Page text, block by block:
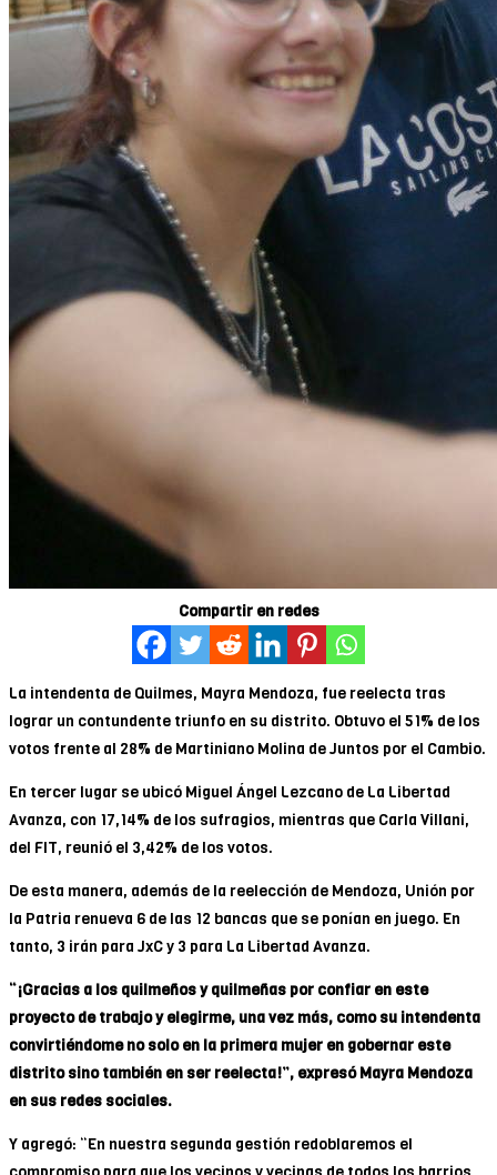
Compartir en redes
La intendenta de Quilmes, Mayra Mendoza, fue reelecta tras
lograr un contundente triunfo en su distrito. Obtuvo el 51% de los
votos frente al 28% de Martiniano Molina de Juntos por el Cambio.
En tercer lugar se ubicó Miguel Ángel Lezcano de La Libertad
Avanza, con 17,14% de los sufragios, mientras que Carla Villani,
del FIT, reunió el 3,42% de los votos.
De esta manera, además de la reelección de Mendoza, Unión por
la Patria renueva 6 de las 12 bancas que se ponían en juego. En
tanto, 3 irán para JxC y 3 para La Libertad Avanza.
“¡Gracias a los quilmeños y quilmeñas por confiar en este
proyecto de trabajo y elegirme, una vez más, como su intendenta
convirtiéndome no solo en la primera mujer en gobernar este
distrito sino también en ser reelecta!”, expresó Mayra Mendoza
en sus redes sociales.
Y agregó: “En nuestra segunda gestión redoblaremos el